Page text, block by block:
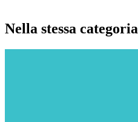
Nella stessa categoria